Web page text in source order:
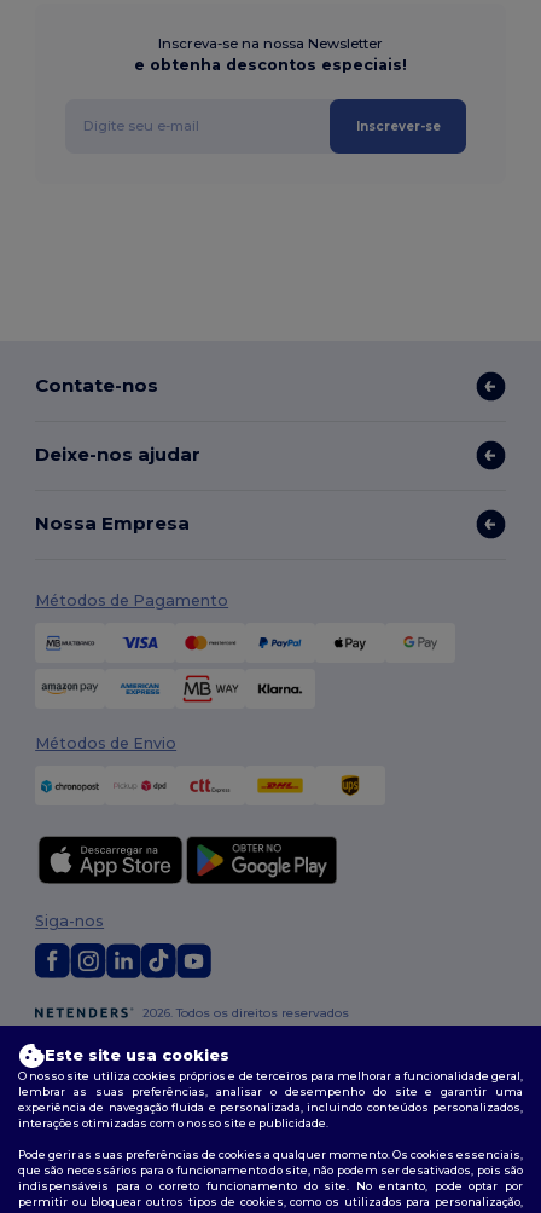
Inscreva-se na nossa Newsletter
e obtenha descontos especiais!
Inscrever-se
Contate-nos
Deixe-nos ajudar
Nossa Empresa
Métodos de Pagamento
Métodos de Envio
2026. Todos os direitos reservados
|Política de cookies|Mapa do Site
Siga-nos
Este site usa cookies
O nosso site utiliza cookies próprios e de terceiros para melhorar a funcionalidade geral,
lembrar as suas preferências, analisar o desempenho do site e garantir uma
experiência de navegação fluida e personalizada, incluindo conteúdos personalizados,
interações otimizadas com o nosso site e publicidade.
Pode gerir as suas preferências de cookies a qualquer momento. Os cookies essenciais,
que são necessários para o funcionamento do site, não podem ser desativados, pois são
indispensáveis para o correto funcionamento do site. No entanto, pode optar por
permitir ou bloquear outros tipos de cookies, como os utilizados para personalização,